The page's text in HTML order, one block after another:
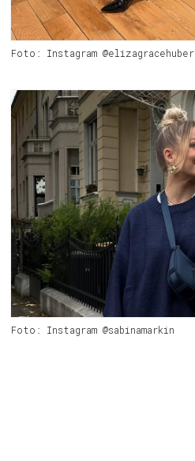
Foto: Instagram @elizagracehuber
Foto: Instagram @sabinamarkin